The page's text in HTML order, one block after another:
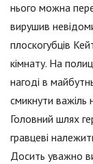
нього можна
вирушив
плоскогубців
кімнату. На
нагоді в
смикнути важіль
Головний шлях
гравцеві
Досить уважно